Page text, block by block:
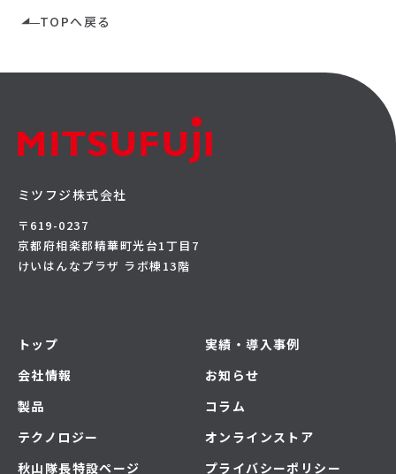
TOPへ戻る
ミツフジ株式会社
〒619-0237
京都府相楽郡精華町光台1丁目7
けいはんなプラザ ラボ棟13階
トップ
会社情報
製品
テクノロジー
秋山隊長特設ページ
実績・導入事例
お知らせ
コラム
オンラインストア
プライバシーポリシー